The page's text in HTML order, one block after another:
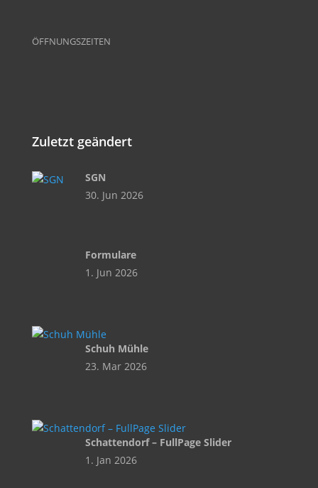
ÖFFNUNGSZEITEN
Zuletzt geändert
SGN
30. Jun 2026
Formulare
1. Jun 2026
Schuh Mühle
23. Mar 2026
Schattendorf – FullPage Slider
1. Jan 2026